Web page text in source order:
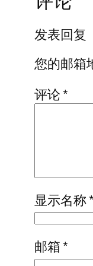
发表回复
您的邮箱
评论*
显示名称*
邮箱*